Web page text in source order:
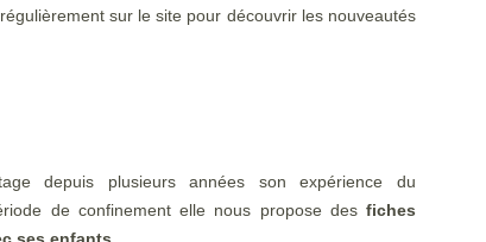
sur le site pour découvrir les nouveautés
depuis plusieurs années son expérience du
de confinement elle nous propose desfiches